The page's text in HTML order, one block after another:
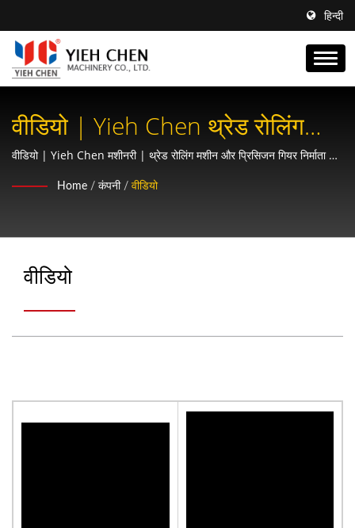
हिन्दी
वीडियो | Yieh Chen थ्रेड रोलिंग
मशीनों के साथ अपने उत्पादन लाइन को
बढ़ाएं: अनुकूलित प्रदर्शन के लिए सटीक
वीडियो | Yieh Chen मशीनरी | थ्रेड रोलिंग मशीन और प्रिसिजन गियर निर्माता |
Home / कंपनी / वीडियो
वीडियो